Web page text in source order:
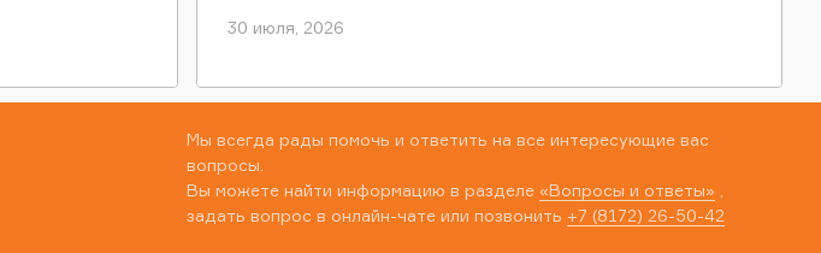
30 июля, 2026
Мы всегда рады помочь и ответить на все интересующие вас
вопросы.
Вы можете найти информацию в разделе «Вопросы и ответы»
задать вопрос в онлайн-чате или позвонить +7 (8172) 26-50-42